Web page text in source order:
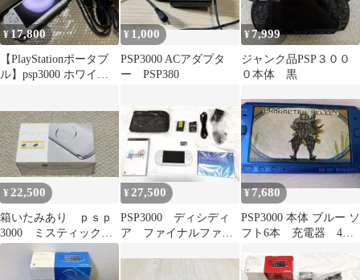
¥17,800
【PlayStationポータブ
ル】psp3000 ホワイト
¥1,000
PSP3000 ACアダプタ
ー PSP380
¥7,999
ジャンク品PSP３００
０本体 黒
¥ 22,500
箱いたみあり ｐｓｐ
3000 ミスティックシ
ルバー 本体 付属品
¥ 27,500
PSP3000 ディシディ
ア ファイナルファン
¥7,680
PSP3000 本体 ブルー ソ
フト6本 充電器 4GB